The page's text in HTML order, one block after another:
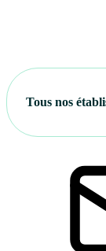
Tous nos